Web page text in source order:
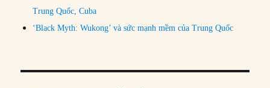
Trung Quốc, Cuba
‘Black Myth: Wukong’ và sức mạnh mềm của Trung Quốc